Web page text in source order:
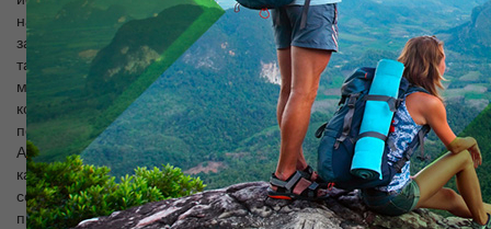
начале XVIII в. Казахи объединились, чтобы сопротивляться
захватчикам с западной Монголии - джунгарами. В области
также есть памятники архитектуры XIX в., представленные
мечетями и медресе, которые составляют архитектурный
комплекс - Аппак-Ишан в деревне Чаин и церквях. Недалеко, у
подножия хребта Каратау, расположен мавзолей Байдибек-
Ата. Байдибек-Ата был национальным героем, объединившим
казахский народ для борьбы с захватчиками. Сюда наши
современники приходят, чтобы отдать дань уважения памяти
предков.